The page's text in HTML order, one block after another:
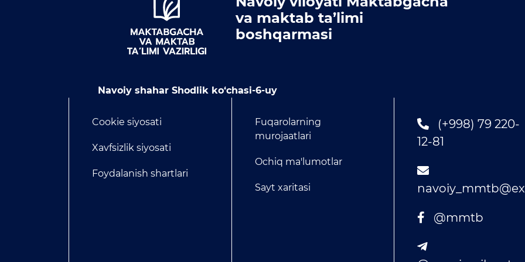
va maktab ta’limi
boshqarmasi
Navoiy shahar Shodlik ko‘chasi-6-uy
Cookie siyosati
Xavfsizlik siyosati
Foydalanish shartlari
Fuqarolarning
murojaatlari
Ochiq ma'lumotlar
Sayt xaritasi
(+998) 79 220-
12-81
@mmtb